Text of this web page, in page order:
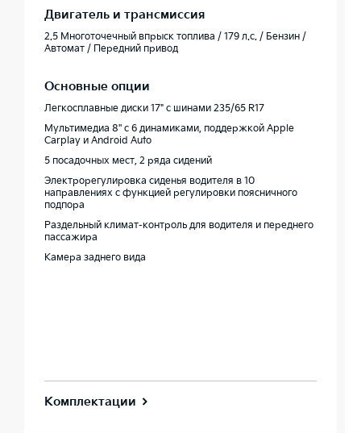
Двигатель и трансмиссия
2.5 Многоточечный впрыск топлива / 179 л.с. / Бензин /
Автомат / Передний привод
Основные опции
Легкосплавные диски 17" с шинами 235/65 R17
Мультимедиа 8'' с 6 динамиками, поддержкой Apple
Carplay и Android Auto
5 посадочных мест, 2 ряда сидений
Электрорегулировка сиденья водителя в 10
направлениях с функцией регулировки поясничного
подпора
Раздельный климат-контроль для водителя и переднего
пассажира
Камера заднего вида
Комплектации